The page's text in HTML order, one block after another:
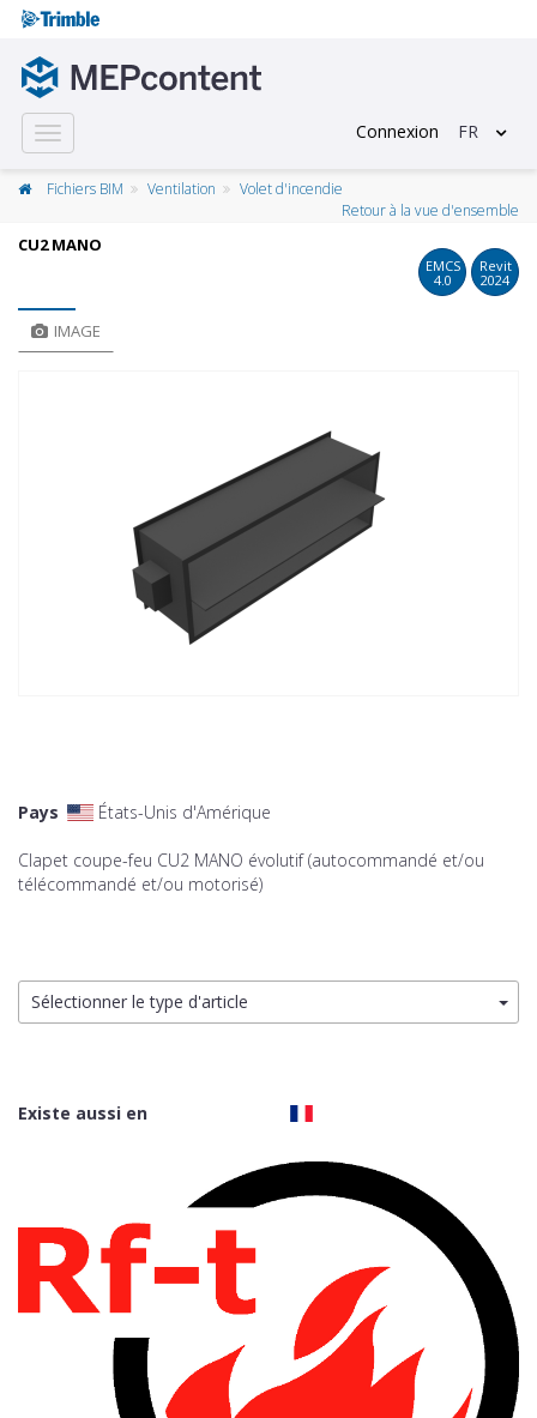
Toggle
navigation
Connexion FR
Fichiers BIM Ventilation
Volet d'incendie
Retour à la vue d'ensemble
CU2 MANO
EMCS
4.0
Revit
2024
IMAGE
Pays États-Unis d'Amérique
Clapet coupe-feu CU2 MANO évolutif (autocommandé et/ou
télécommandé et/ou motorisé)
Sélectionner le type d'article
Existe aussi en